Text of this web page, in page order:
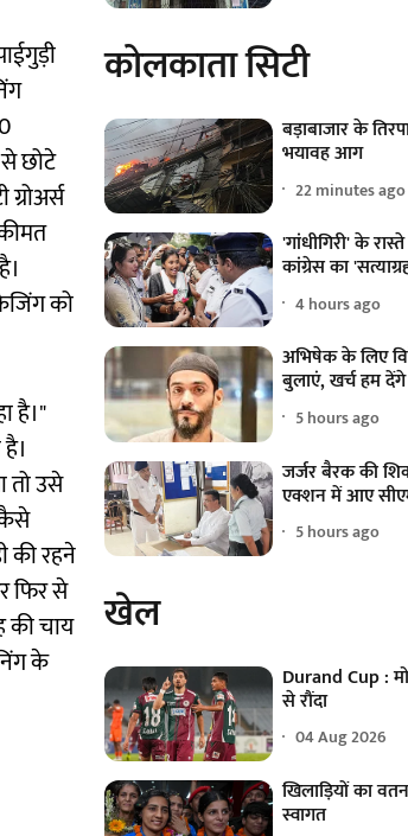
छोटे
को
है।"
तो उसे
की रहने
फिर से
की चाय
के
कोलकाता सिटी
बड़ाबाजार के
भयावह आग
22 minutes ago
'गांधीगिरी' के
कांग्रेस का
4 hours ago
अभिषेक के लिए
बुलाएं, खर्च हम
5 hours ago
जर्जर बैरक की
एक्शन में आए
5 hours ago
खेल
Durand Cup :
से रौंदा
04 Aug 2026
खिलाड़ियों का
स्वागत